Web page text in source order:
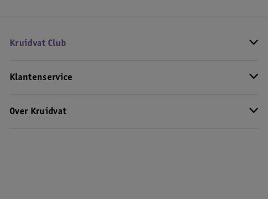
Kruidvat Club
Klantenservice
Over Kruidvat